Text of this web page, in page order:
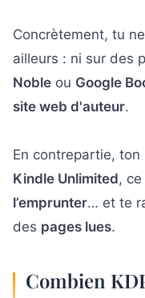
Concrètement, tu
ailleurs : ni sur des
Noble ou Google
site web d'auteur.
En contrepartie,
Kindle Unlimited,
l’emprunter… et te
des pages lues.
Combien